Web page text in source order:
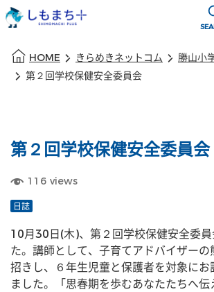
HOME きらめきネットコム
勝山小
第２回学校保健安全委員会
第２回学校保健安全委員会
116 views
日誌
10月30日(木)、第２回学校保健安全委
た。講師として、子育てアドバイザーの
招きし、６年生児童と保護者を対象にお
ました。「思春期を歩むあなたたちへ